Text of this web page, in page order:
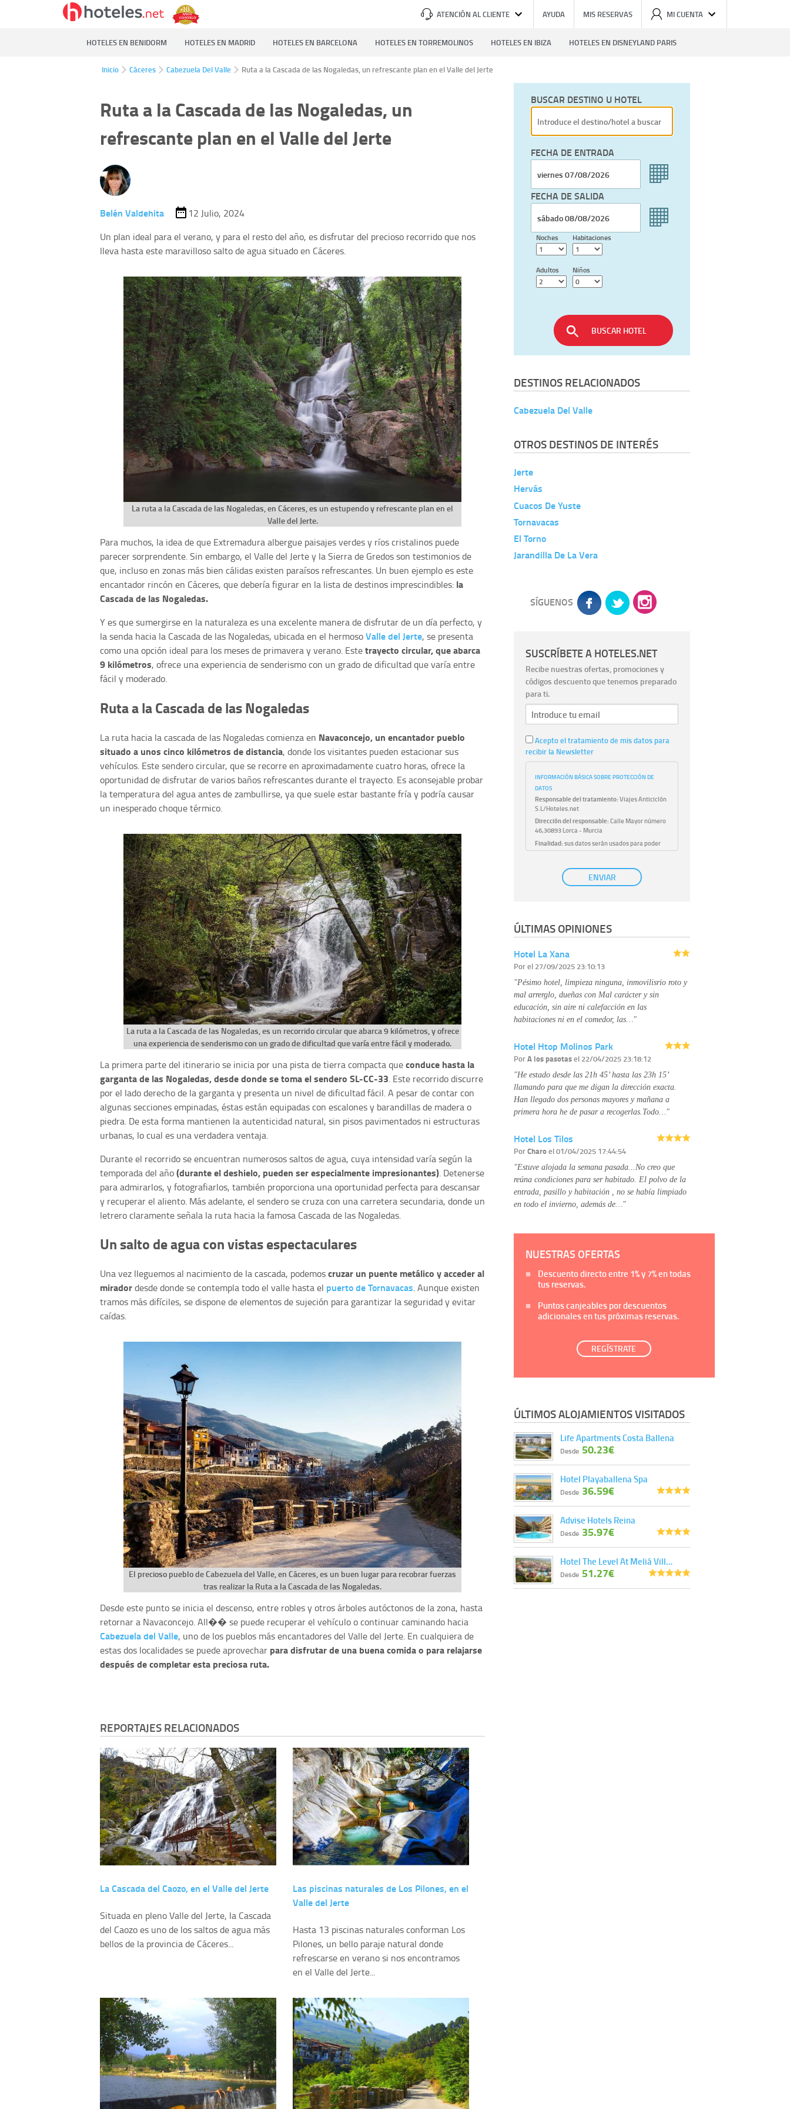
ATENCIÓN AL CLIENTE AYUDA MIS RESERVAS MI CUENTA
HOTELES EN BENIDORM HOTELES EN MADRID HOTELES EN BARCELONA HOTELES EN TORREMOLINOS HOTELES EN IBIZA HOTELES EN DISNEYLAND PARIS
Inicio Cáceres Cabezuela Del Valle Ruta a la Cascada de las Nogaledas, un refrescante plan en el Valle del Jerte
Ruta a la Cascada de las Nogaledas, un
refrescante plan en el Valle del Jerte
Belén Valdehita
12 Julio, 2024
Un plan ideal para el verano, y para el resto del año, es disfrutar del precioso recorrido que nos
lleva hasta este maravilloso salto de agua situado en Cáceres.
La ruta a la Cascada de las Nogaledas, en Cáceres, es un estupendo y refrescante plan en el
Valle del Jerte.
Para muchos, la idea de que Extremadura albergue paisajes verdes y ríos cristalinos puede
parecer sorprendente. Sin embargo, el Valle del Jerte y la Sierra de Gredos son testimonios de
que, incluso en zonas más bien cálidas existen paraísos refrescantes. Un buen ejemplo es este
encantador rincón en Cáceres, que debería figurar en la lista de destinos imprescindibles: la
Cascada de las Nogaledas.
Y es que sumergirse en la naturaleza es una excelente manera de disfrutar de un día perfecto, y
la senda hacia la Cascada de las Nogaledas, ubicada en el hermosoValle del Jerte, se presenta
como una opción ideal para los meses de primavera y verano. Estetrayecto circular, que abarca
9 kilómetros, ofrece una experiencia de senderismo con un grado de dificultad que varía entre
fácil y moderado.
Ruta a la Cascada de las Nogaledas
La ruta hacia la cascada de las Nogaledas comienza en Navaconcejo, un encantador pueblo
situado a unos cinco kilómetros de distancia, donde los visitantes pueden estacionar sus
vehículos. Este sendero circular, que se recorre en aproximadamente cuatro horas, ofrece la
oportunidad de disfrutar de varios baños refrescantes durante el trayecto. Es aconsejable probar
la temperatura del agua antes de zambullirse, ya que suele estar bastante fría y podría causar
un inesperado choque térmico.
La ruta a la Cascada de las Nogaledas, es un recorrido circular que abarca 9 kilómetros, y ofrece
una experiencia de senderismo con un grado de dificultad que varía entre fácil y moderado.
La primera parte del itinerario se inicia por una pista de tierra compacta queconduce hasta la
garganta de las Nogaledas, desde donde se toma el sendero SL-CC-33. Este recorrido discurre
por el lado derecho de la garganta y presenta un nivel de dificultad fácil. A pesar de contar con
algunas secciones empinadas, éstas están equipadas con escalones y barandillas de madera o
piedra. De esta forma mantienen la autenticidad natural, sin pisos pavimentados ni estructuras
urbanas, lo cual es una verdadera ventaja.
Durante el recorrido se encuentran numerosos saltos de agua, cuya intensidad varía según la
temporada del año(durante el deshielo, pueden ser especialmente impresionantes). Detenerse
para admirarlos, y fotografiarlos, también proporciona una oportunidad perfecta para descansar
y recuperar el aliento. Más adelante, el sendero se cruza con una carretera secundaria, donde un
letrero claramente señala la ruta hacia la famosa Cascada de las Nogaledas.
Un salto de agua con vistas espectaculares
Una vez lleguemos al nacimiento de la cascada, podemoscruzar un puente metálico y acceder al
miradordesde donde se contempla todo el valle hasta el puerto de Tornavacas. Aunque existen
tramos más difíciles, se dispone de elementos de sujeción para garantizar la seguridad y evitar
caídas.
El precioso pueblo de Cabezuela del Valle, en Cáceres, es un buen lugar para recobrar fuerzas
tras realizar la Ruta a la Cascada de las Nogaledas.
Desde este punto se inicia el descenso, entre robles y otros árboles autóctonos de la zona, hasta
retornar a Navaconcejo. All�� se puede recuperar el vehículo o continuar caminando hacia
Cabezuela del Valle, uno de los pueblos más encantadores del Valle del Jerte. En cualquiera de
estas dos localidades se puede aprovechar para disfrutar de una buena comida o para relajarse
después de completar esta preciosa ruta.
REPORTAJES RELACIONADOS
La Cascada del Caozo, en el Valle del Jerte
Situada en pleno Valle del Jerte, la Cascada
del Caozo es uno de los saltos de agua más
bellos de la provincia de Cáceres...
Las piscinas naturales de Los Pilones, en el
Valle del Jerte
Hasta 13 piscinas naturales conforman Los
Pilones, un bello paraje natural donde
refrescarse en verano si nos encontramos
en el Valle del Jerte...
BUSCAR DESTINO U HOTEL
FECHA DE ENTRADA
FECHA DE SALIDA
Noches Habitaciones
Adultos Niños
BUSCAR HOTEL
DESTINOS RELACIONADOS
Cabezuela Del Valle
OTROS DESTINOS DE INTERÉS
Jerte
Hervás
Cuacos De Yuste
Tornavacas
El Torno
Jarandilla De La Vera
SÍGUENOS
SUSCRÍBETE A HOTELES.NET
Recibe nuestras ofertas, promociones y
códigos descuento que tenemos preparado
para ti.
Acepto el tratamiento de mis datos para
recibir la Newsletter
INFORMACIÓN BÁSICA SOBRE PROTECCIÓN DE
DATOS
Responsable del tratamiento:Viajes Anticiclón
S.L/Hoteles.net
Dirección del responsable:Calle Mayor número
46,30893 Lorca - Murcia
Finalidad:sus datos serán usados para poder
atender sus solicitudes y prestarle nuestros
Publicidad: solo le enviaremos publicidad con su
autorización previa, que podrá facilitarnos
con su consentimiento previo, que podrá
facilitarnos mediante la casilla correspondiente
Destinatarios:
personal de nuestra entidad que esté
conocimiento de la información que le pedimos.
No se comunicarán datos a terceros.
Derechos: tiene derecho a saber qué
información tenemos sobre usted, corregirla y
eliminarla, tal y como se explica en la
página web.
Información complementaria:Puede consultar
tratamos sus datos en lapolítica de privacidad
ENVIAR
ÚLTIMAS OPINIONES
Hotel La Xana
Porel 27/09/2025 23:10:13
"Pésimo hotel, limpieza ninguna, inmovilisrio roto y
mal arrerglo, dueñas con Mal carácter y sin
educación, sin aire ni calefacción en las
habitaciones ni en el comedor, las…"
Hotel Htop Molinos Park
PorA los pasotasel 22/04/2025 23:18:12
"He estado desde las 21h 45’ hasta las 23h 15’
llamando para que me digan la dirección exacta.
Han llegado dos personas mayores y mañana a
primera hora he de pasar a recogerlas.Todo…"
Hotel Los Tilos
PorCharoel 01/04/2025 17:44:54
"Estuve alojada la semana pasada...No creo que
reúna condiciones para ser habitado. El polvo de la
entrada, pasillo y habitación , no se había limpiado
en todo el invierno, además de…"
NUESTRAS OFERTAS
Descuento directo entre 1%y7%en todas
tus reservas.
Puntos canjeables por descuentos
adicionales en tus próximas reservas.
REGÍSTRATE
ÚLTIMOS ALOJAMIENTOS VISITADOS
Life Apartments Costa Ballena
Desde 50.23€
Hotel Playaballena Spa
Desde 36.59€
Advise Hotels Reina
Desde 35.97€
Hotel The Level At Meliá Vill…
Desde 51.27€